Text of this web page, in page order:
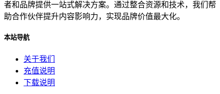
者和品牌提供一站式解决方案。通过整合资源和技术，我们帮
助合作伙伴提升内容影响力，实现品牌价值最大化。
本站导航
关于我们
充值说明
下载说明